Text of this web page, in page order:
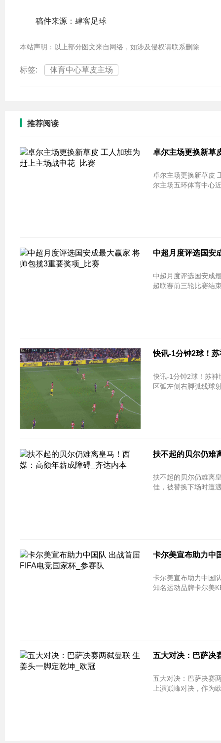
稿件来源：肆客足球
本站声明：以上部分图文来自网络，如涉及侵权请联系删除
标签: 体育中心草皮主场
推荐阅读
卓尔主场更换新草
卓尔主场更换新草皮
尔主场五环体育中心
中超月度评选国安
中超月度评选国安成
超联赛前三轮比赛结
快讯-1分钟2球！
快讯-1分钟2球！苏神世界波+梅西
区弧左侧右脚弧线球
扶不起的贝尔仍难
扶不起的贝尔仍难离皇马！西媒：
佳，被替换下场时遭
卡尔美宣布助力中
卡尔美宣布助力中国队 出战首届
知名运动品牌卡尔美
五大对决：巴萨决
五大对决：巴萨决赛两弑曼联 生姜头
上演巅峰对决，作为